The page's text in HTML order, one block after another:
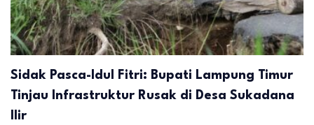
Sidak Pasca-Idul Fitri: Bupati Lampung Timur
Tinjau Infrastruktur Rusak di Desa Sukadana
Ilir